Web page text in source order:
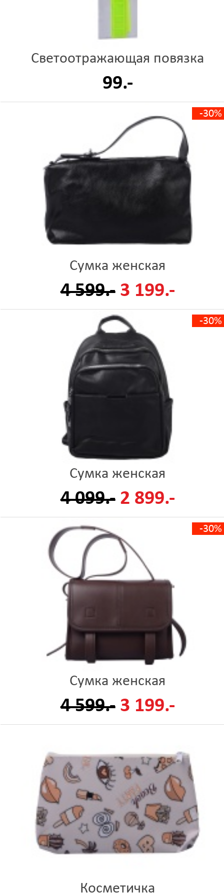
Светоотражающая повязка
99.-
-30%
Сумка женская
4 599.- 3 199.-
-30%
Сумка женская
4 099.- 2 899.-
-30%
Сумка женская
4 599.- 3 199.-
Косметичка